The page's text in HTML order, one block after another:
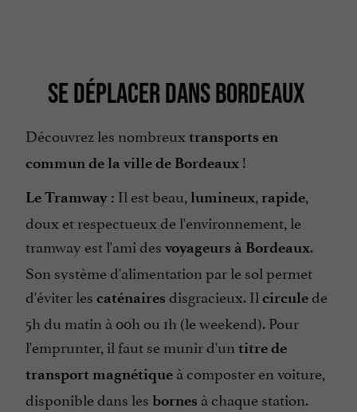
SE DÉPLACER DANS BORDEAUX
Découvrez les nombreux transports en
commun de la ville de Bordeaux !
Le Tramway : Il est beau, lumineux, rapide,
doux et respectueux de l'environnement, le
tramway est l'ami des voyageurs à Bordeaux.
Son système d'alimentation par le sol permet
d'éviter les caténaires disgracieux. Il circulede
5h du matin à 00h ou 1h (le weekend). Pour
l'emprunter, il faut se munir d'un titre de
transport magnétique à composter en voiture,
disponible dans les bornes à chaque station.